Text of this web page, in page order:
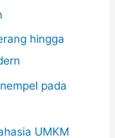
hingga
pada
UMKM